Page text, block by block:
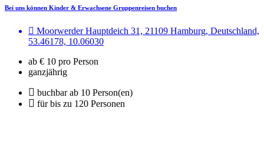
Bei uns können Kinder & Erwachsene Gruppenreisen buchen
Moorwerder Hauptdeich 31, 21109 Hamburg, Deutschland,
53.46178, 10.06030
ab € 10 pro Person
ganzjährig
buchbar ab 10 Person(en)
für bis zu 120 Personen